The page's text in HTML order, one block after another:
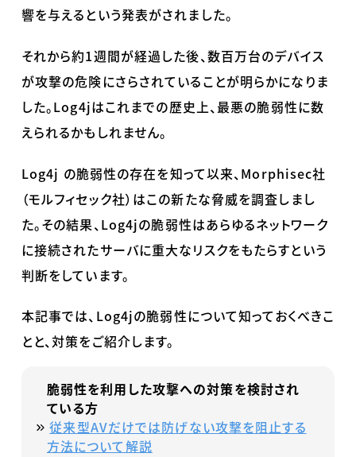
響を与えるという発表がされました。
それから約1週間が経過した後、数百万台のデバイス
が攻撃の危険にさらされていることが明らかになりま
した。Log4jはこれまでの歴史上、最悪の脆弱性に数
えられるかもしれません。
Log4j の脆弱性の存在を知って以来、 Morphisec社
（モルフィセック社）はこの新たな脅威を調査しまし
た。その結果、 Log4jの脆弱性はあらゆるネットワーク
に接続されたサーバに重大なリスクをもたらすという
判断をしています。
本記事では、 Log4jの脆弱性について知っておくべきこ
とと、対策をご紹介します。
脆弱性を利用した攻撃への対策を検討され
ている方
従来型AVだけでは防げない攻撃を阻止する
方法について解説